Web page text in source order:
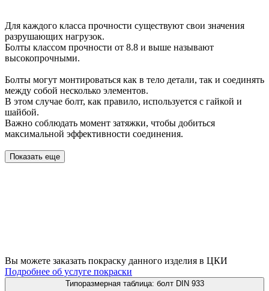
Для каждого класса прочности существуют свои значения
разрушающих нагрузок.
Болты классом прочности от 8.8 и выше называют
высокопрочными.
Болты могут монтироваться как в тело детали, так и соединять
между собой несколько элементов.
В этом случае болт, как правило, используется с гайкой и
шайбой.
Важно соблюдать момент затяжки, чтобы добиться
максимальной эффективности соединения.
Показать еще
Вы можете заказать покраску данного изделия в ЦКИ
Подробнее об услуге покраски
Типоразмерная таблица: болт DIN 933